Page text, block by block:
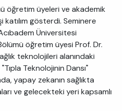
öğretim üyeleri ve akademik
gösterdi. Seminere
Üniversitesi
öğretim üyesi Prof. Dr.
teknolojileri alanındaki
Teknolojinin Dansı"
yapay zekanın sağlıkta
ve gelecekteki yeri kapsamlı